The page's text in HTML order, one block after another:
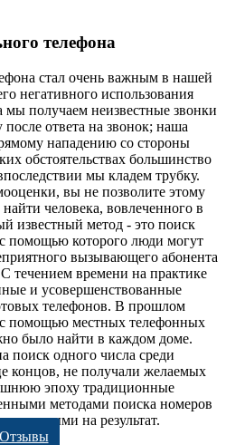
телефона
стал очень важным в нашей
негативного использования
получаем неизвестные звонки
ответа на звонок; наша
нападению со стороны
обстоятельствах большинство
мы кладем трубку.
вы не позволите этому
человека, вовлеченного в
известный метод - это поиск
помощью которого люди могут
вызывающего абонента
течением времени на практике
и усовершенствованные
телефонов. В прошлом
помощью местных телефонных
было найти в каждом доме.
поиск одного числа среди
концов, не получали желаемых
эпоху традиционные
методами поиска номеров
на результат.
Отзывы